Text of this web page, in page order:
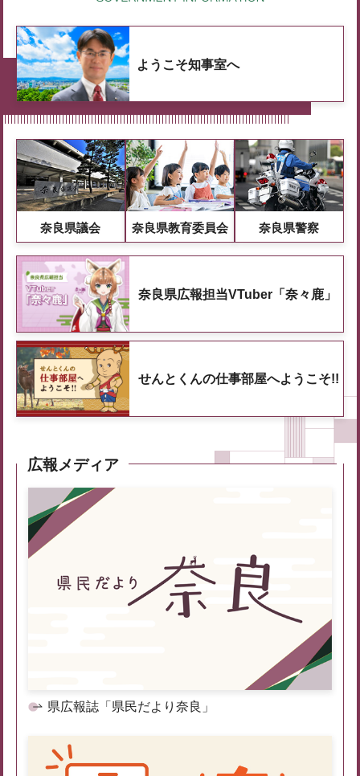
ようこそ知事室へ
奈良県議会 奈良県教育委員会 奈良県警察
奈良県広報担当VTuber「奈々鹿」
せんとくんの仕事部屋へようこそ!!
広報メディア
県広報誌「県民だより奈良」